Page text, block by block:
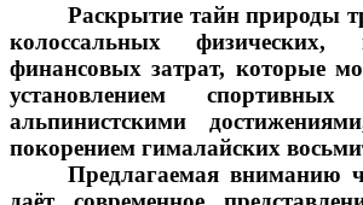
Раскрытие тайн природы
колоссальных
финансовых затрат, которые
установлением
альпинистскими
покорением гималайских
Предлагаемая вниманию